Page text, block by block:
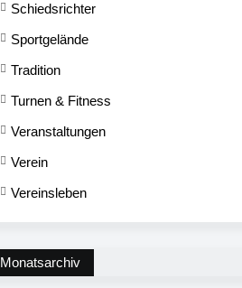
Schiedsrichter
Sportgelände
Tradition
Turnen & Fitness
Veranstaltungen
Verein
Vereinsleben
Monatsarchiv